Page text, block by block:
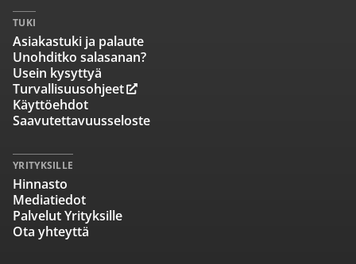
TUKI
Asiakastuki ja palaute
Unohditko salasanan?
Usein kysyttyä
Turvallisuusohjeet
Käyttöehdot
Saavutettavuusseloste
YRITYKSILLE
Hinnasto
Mediatiedot
Palvelut Yrityksille
Ota yhteyttä